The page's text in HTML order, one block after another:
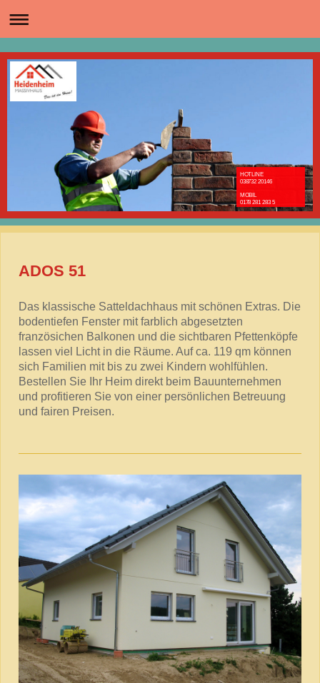
HOTLINE
038732 20146
MOBIL
0178 281 283 5
ADOS 51
Das klassische Satteldachhaus mit schönen Extras. Die
bodentiefen Fenster mit farblich abgesetzten
französichen Balkonen und die sichtbaren Pfettenköpfe
lassen viel Licht in die Räume. Auf ca. 119 qm können
sich Familien mit bis zu zwei Kindern wohlfühlen.
Bestellen Sie Ihr Heim direkt beim Bauunternehmen
und profitieren Sie von einer persönlichen Betreuung
und fairen Preisen.